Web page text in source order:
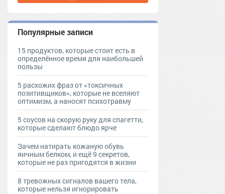
Популярные записи
15 продуктов, которые стоит есть в
определённое время для наибольшей
пользы
5 расхожих фраз от «токсичных
позитивщиков», которые не вселяют
оптимизм, а наносят психотравму
5 соусов на скорую руку для спагетти,
которые сделают блюдо ярче
Зачем натирать кожаную обувь
яичным белком, и ещё 9 секретов,
которые не раз пригодятся в жизни
8 тревожных сигналов вашего тела,
которые нельзя игнорировать